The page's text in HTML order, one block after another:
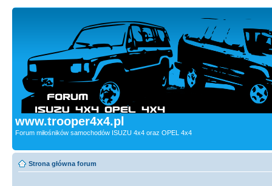
www.trooper4x4.pl
Forum miłośników samochodów ISUZU 4x4 oraz OPEL 4x4
Strona główna forum